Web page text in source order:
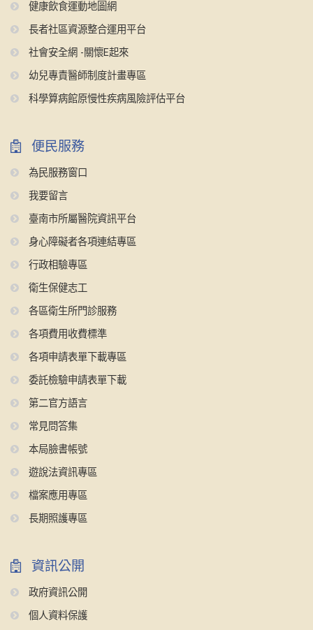
健康飲食運動地圖網
長者社區資源整合運用平台
社會安全網 -關懷E起來
幼兒專責醫師制度計畫專區
科學算病館原慢性疾病風險評估平台
便民服務
為民服務窗口
我要留言
臺南市所屬醫院資訊平台
身心障礙者各項連結專區
行政相驗專區
衛生保健志工
各區衛生所門診服務
各項費用收費標準
各項申請表單下載專區
委託檢驗申請表單下載
第二官方語言
常見問答集
本局臉書帳號
遊說法資訊專區
檔案應用專區
長期照護專區
資訊公開
政府資訊公開
個人資料保護